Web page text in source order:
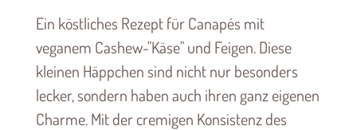
Ein köstliches Rezept für Canapés mit
veganem Cashew-"Käse" und Feigen. Diese
kleinen Häppchen sind nicht nur besonders
lecker, sondern haben auch ihren ganz eigenen
Charme. Mit der cremigen Konsistenz des